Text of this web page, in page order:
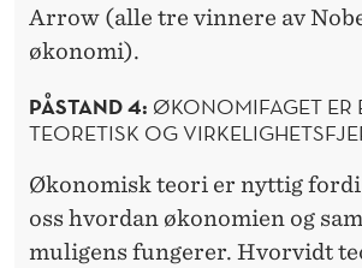
Arrow (alle tre vinnere av
økonomi).
PÅSTAND 4: ØKONOMIFAGET ER
TEORETISK OG
Økonomisk teori er nyttig
oss hvordan økonomien og
muligens fungerer. Hvorvidt